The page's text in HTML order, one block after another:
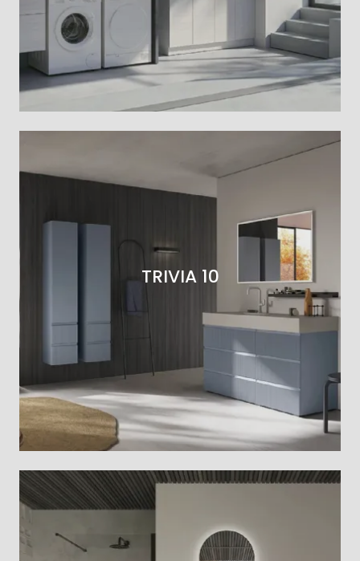
TRIVIA 10